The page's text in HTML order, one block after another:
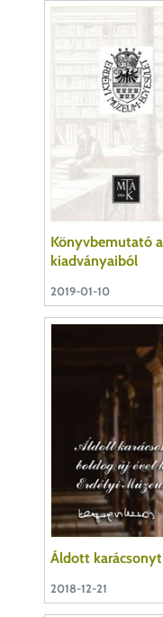
Könyvbemutató
kiadványaiból
2019-01-10
Áldott
2018-12-21